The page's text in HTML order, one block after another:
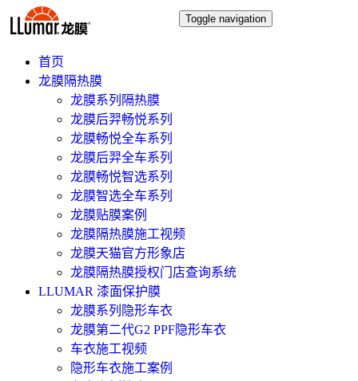
Toggle navigation
首页
龙膜隔热膜
龙膜系列隔热膜
龙膜后羿畅悦系列
龙膜畅悦全车系列
龙膜后羿全车系列
龙膜畅悦智选系列
龙膜智选全车系列
龙膜贴膜案例
龙膜隔热膜施工视频
龙膜天猫官方形象店
龙膜隔热膜授权门店查询系统
LLUMAR 漆面保护膜
龙膜系列隐形车衣
龙膜第二代G2 PPF隐形车衣
车衣施工视频
隐形车衣施工案例